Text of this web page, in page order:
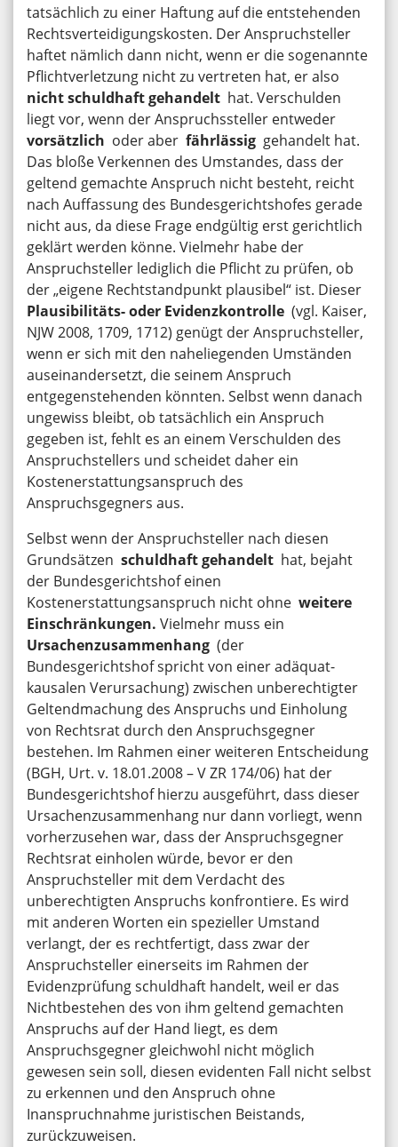
tatsächlich zu einer Haftung auf die entstehenden
Rechtsverteidigungskosten. Der Anspruchsteller
haftet nämlich dann nicht, wenn er die sogenannte
Pflichtverletzung nicht zu vertreten hat, er also
nicht schuldhaft gehandelt hat. Verschulden
liegt vor, wenn der Anspruchssteller entweder
vorsätzlich oder aber fährlässig gehandelt hat.
Das bloße Verkennen des Umstandes, dass der
geltend gemachte Anspruch nicht besteht, reicht
nach Auffassung des Bundesgerichtshofes gerade
nicht aus, da diese Frage endgültig erst gerichtlich
geklärt werden könne. Vielmehr habe der
Anspruchsteller lediglich die Pflicht zu prüfen, ob
der „eigene Rechtstandpunkt plausibel“ ist. Dieser
Plausibilitäts- oder Evidenzkontrolle (vgl. Kaiser,
NJW 2008, 1709, 1712) genügt der Anspruchsteller,
wenn er sich mit den naheliegenden Umständen
auseinandersetzt, die seinem Anspruch
entgegenstehenden könnten. Selbst wenn danach
ungewiss bleibt, ob tatsächlich ein Anspruch
gegeben ist, fehlt es an einem Verschulden des
Anspruchstellers und scheidet daher ein
Kostenerstattungsanspruch des
Anspruchsgegners aus.
Selbst wenn der Anspruchsteller nach diesen
Grundsätzen schuldhaft gehandelt hat, bejaht
der Bundesgerichtshof einen
Kostenerstattungsanspruch nicht ohne weitere
Einschränkungen. Vielmehr muss ein
Ursachenzusammenhang (der
Bundesgerichtshof spricht von einer adäquat-
kausalen Verursachung) zwischen unberechtigter
Geltendmachung des Anspruchs und Einholung
von Rechtsrat durch den Anspruchsgegner
bestehen. Im Rahmen einer weiteren Entscheidung
(BGH, Urt. v. 18.01.2008 – V ZR 174/06) hat der
Bundesgerichtshof hierzu ausgeführt, dass dieser
Ursachenzusammenhang nur dann vorliegt, wenn
vorherzusehen war, dass der Anspruchsgegner
Rechtsrat einholen würde, bevor er den
Anspruchsteller mit dem Verdacht des
unberechtigten Anspruchs konfrontiere. Es wird
mit anderen Worten ein spezieller Umstand
verlangt, der es rechtfertigt, dass zwar der
Anspruchsteller einerseits im Rahmen der
Evidenzprüfung schuldhaft handelt, weil er das
Nichtbestehen des von ihm geltend gemachten
Anspruchs auf der Hand liegt, es dem
Anspruchsgegner gleichwohl nicht möglich
gewesen sein soll, diesen evidenten Fall nicht selbst
zu erkennen und den Anspruch ohne
Inanspruchnahme juristischen Beistands,
zurückzuweisen.